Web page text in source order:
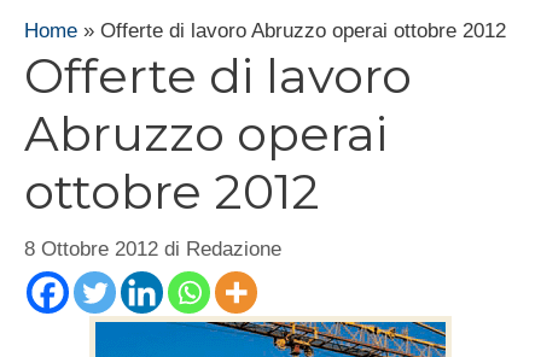
Home » Offerte di lavoro Abruzzo operai ottobre 2012
Offerte di lavoro
Abruzzo operai
ottobre 2012
8 Ottobre 2012 di Redazione